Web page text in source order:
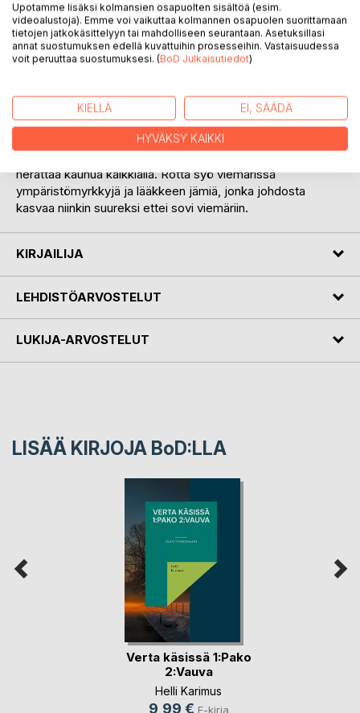
Kirja kertoo ihmisyöjä miehestä, joka saalistaa ihmisiä
syödäkseen. Sekä jättiläisrotta, joka sekin kertoo
herättää kauhua kaikkialla. Rotta syö viemärissä
ympäristömyrkkyjä ja lääkkeen jämiä, jonka johdosta
kasvaa niinkin suureksi ettei sovi viemäriin.
KIRJAILIJA
LEHDISTÖARVOSTELUT
LUKIJA-ARVOSTELUT
LISÄÄ KIRJOJA BoD:LLA
Verta käsissä 1:Pako
2:Vauva
Helli Karimus
9,99 € E-kirja
Upotamme lisäksi kolmansien osapuolten sisältöä (esim.
videoalustoja). Emme voi vaikuttaa kolmannen osapuolen suorittamaan
tietojen jatkokäsittelyyn tai mahdolliseen seurantaan. Asetuksillasi
annat suostumuksen edellä kuvattuihin prosesseihin. Vastaisuudessa
voit peruuttaa suostumuksesi. (BoD Julkaisutiedot)
KIELLÄ EI, SÄÄDÄ
HYVÄKSY KAIKKI